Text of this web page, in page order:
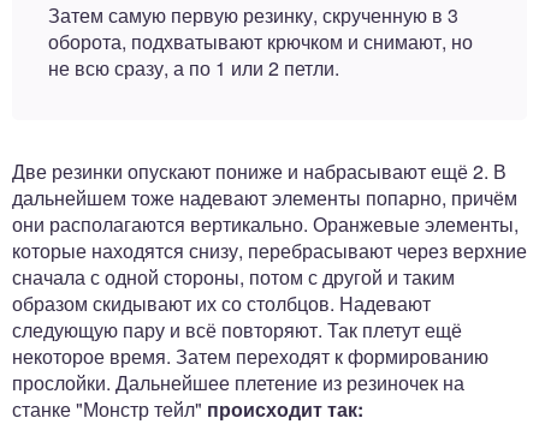
Затем самую первую резинку, скрученную в 3
оборота, подхватывают крючком и снимают, но
не всю сразу, а по 1 или 2 петли.
Две резинки опускают пониже и набрасывают ещё 2. В
дальнейшем тоже надевают элементы попарно, причём
они располагаются вертикально. Оранжевые элементы,
которые находятся снизу, перебрасывают через верхние
сначала с одной стороны, потом с другой и таким
образом скидывают их со столбцов. Надевают
следующую пару и всё повторяют. Так плетут ещё
некоторое время. Затем переходят к формированию
прослойки. Дальнейшее плетение из резиночек на
станке "Монстр тейл" происходит так: